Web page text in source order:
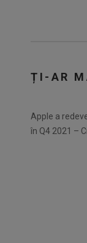
ȚI-AR
Apple a
în Q4 2021 –